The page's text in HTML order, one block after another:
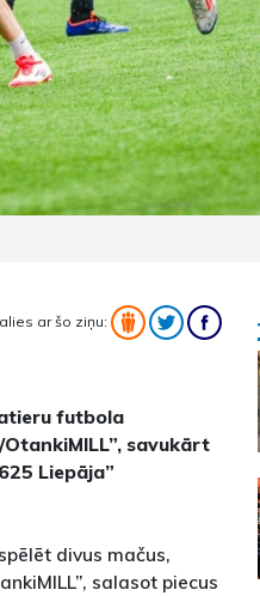
ar šo ziņu:
futbola
savukārt
Liepāja”
divus mačus,
salasot piecus